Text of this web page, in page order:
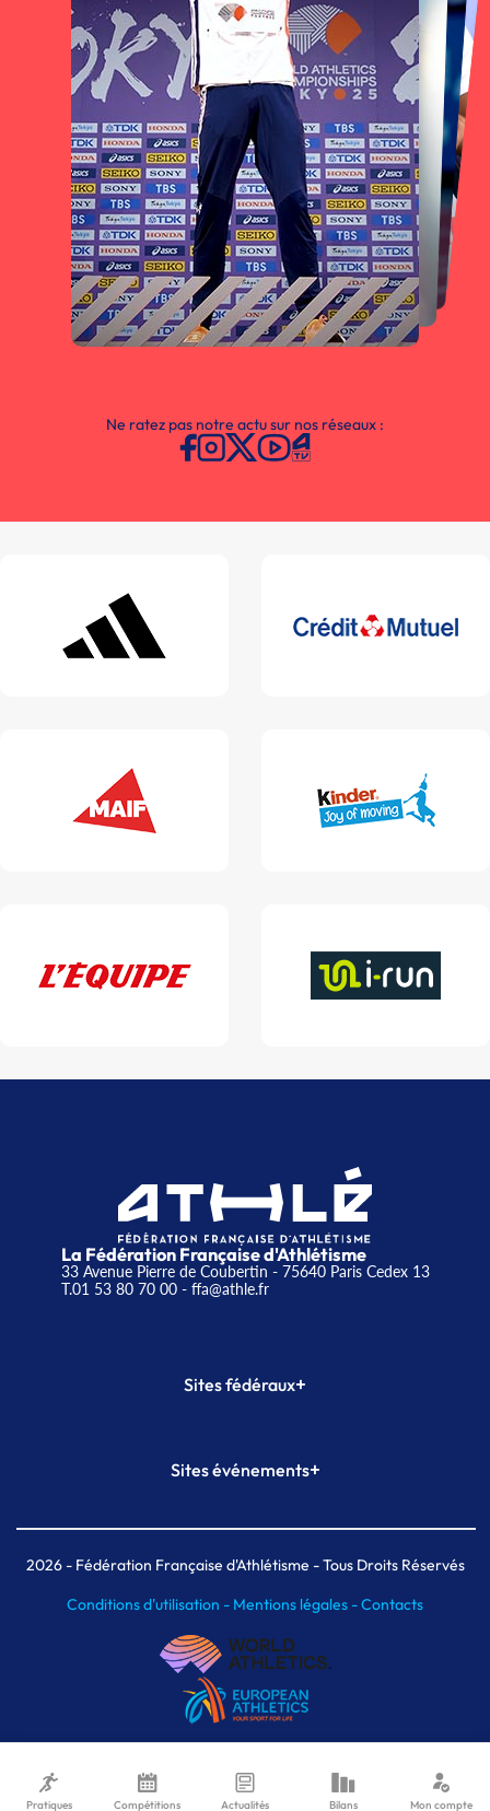
Ne ratez pas notre actu sur nos réseaux :
La Fédération Française d'Athlétisme
33 Avenue Pierre de Coubertin - 75640 Paris Cedex 13
T.01 53 80 70 00- ffa@athle.fr
Sites fédéraux+
Plateforme Formation
Sites événements+
Meeting de Paris indoor
MAIF Ekiden de Paris
2026- Fédération Française d'Athlétisme - Tous Droits Réservés
Conditions d'utilisation - Mentions légales -Contacts
Pratiques Compétitions Actualités Bilans Mon compte